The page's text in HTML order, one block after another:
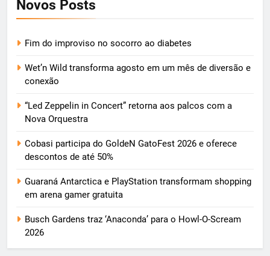
Novos Posts
Fim do improviso no socorro ao diabetes
Wet’n Wild transforma agosto em um mês de diversão e
conexão
“Led Zeppelin in Concert” retorna aos palcos com a
Nova Orquestra
Cobasi participa do GoldeN GatoFest 2026 e oferece
descontos de até 50%
Guaraná Antarctica e PlayStation transformam shopping
em arena gamer gratuita
Busch Gardens traz ‘Anaconda’ para o Howl-O-Scream
2026